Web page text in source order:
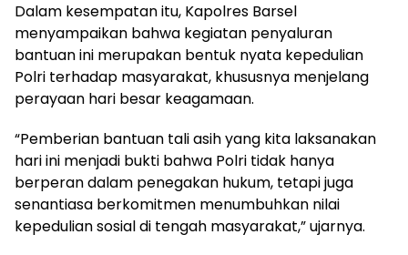
‎Dalam kesempatan itu, Kapolres Barsel
menyampaikan bahwa kegiatan penyaluran
bantuan ini merupakan bentuk nyata kepedulian
Polri terhadap masyarakat, khususnya menjelang
perayaan hari besar keagamaan.
‎‎“Pemberian bantuan tali asih yang kita laksanakan
hari ini menjadi bukti bahwa Polri tidak hanya
berperan dalam penegakan hukum, tetapi juga
senantiasa berkomitmen menumbuhkan nilai
kepedulian sosial di tengah masyarakat,” ujarnya.